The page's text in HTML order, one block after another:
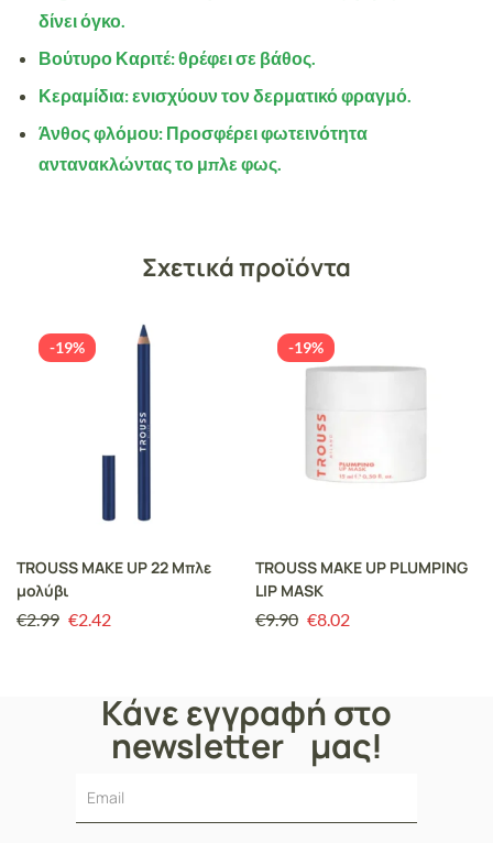
δίνει όγκο.
Βούτυρο Καριτέ:θρέφει σε βάθος.
Κεραμίδια:ενισχύουν τον δερματικό φραγμό.
Άνθος φλόμου: Προσφέρει φωτεινότητα
αντανακλώντας το μπλε φως.
Σχετικά προϊόντα
-19%
TROUSS MAKE UP 22 Μπλε
μολύβι
€2.99 €2.42
-19%
TROUSS MAKE UP PLUMPING
LIP MASK
€9.90 €8.02
Κάνε εγγραφή στο
newsletter μας!